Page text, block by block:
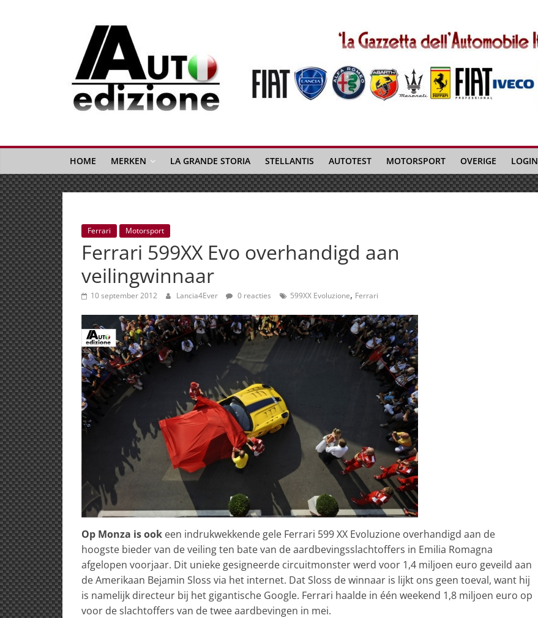
Auto
Edizione
La
Gazetta
dell'Automobile
Italiana
|
Italiaans
autonieuws
&
lifestyle
HOME MERKEN LA GRANDE STORIA STELLANTIS AUTOTEST MOTORSPORT OVERIGE LOGIN
Ferrari Motorsport
Ferrari 599XX Evo overhandigd aan
veilingwinnaar
10 september 2012 Lancia4Ever 0 reacties 599XX Evoluzione, Ferrari
Op Monza is ook een indrukwekkende gele Ferrari 599 XX Evoluzione overhandigd aan de
hoogste bieder van de veiling ten bate van de aardbevingsslachtoffers in Emilia Romagna
afgelopen voorjaar. Dit unieke gesigneerde circuitmonster werd voor 1,4 miljoen euro geveild aan
de Amerikaan Bejamin Sloss via het internet. Dat Sloss de winnaar is lijkt ons geen toeval, want hij
is namelijk directeur bij het gigantische Google. Ferrari haalde in één weekend 1,8 miljoen euro op
voor de slachtoffers van de twee aardbevingen in mei.